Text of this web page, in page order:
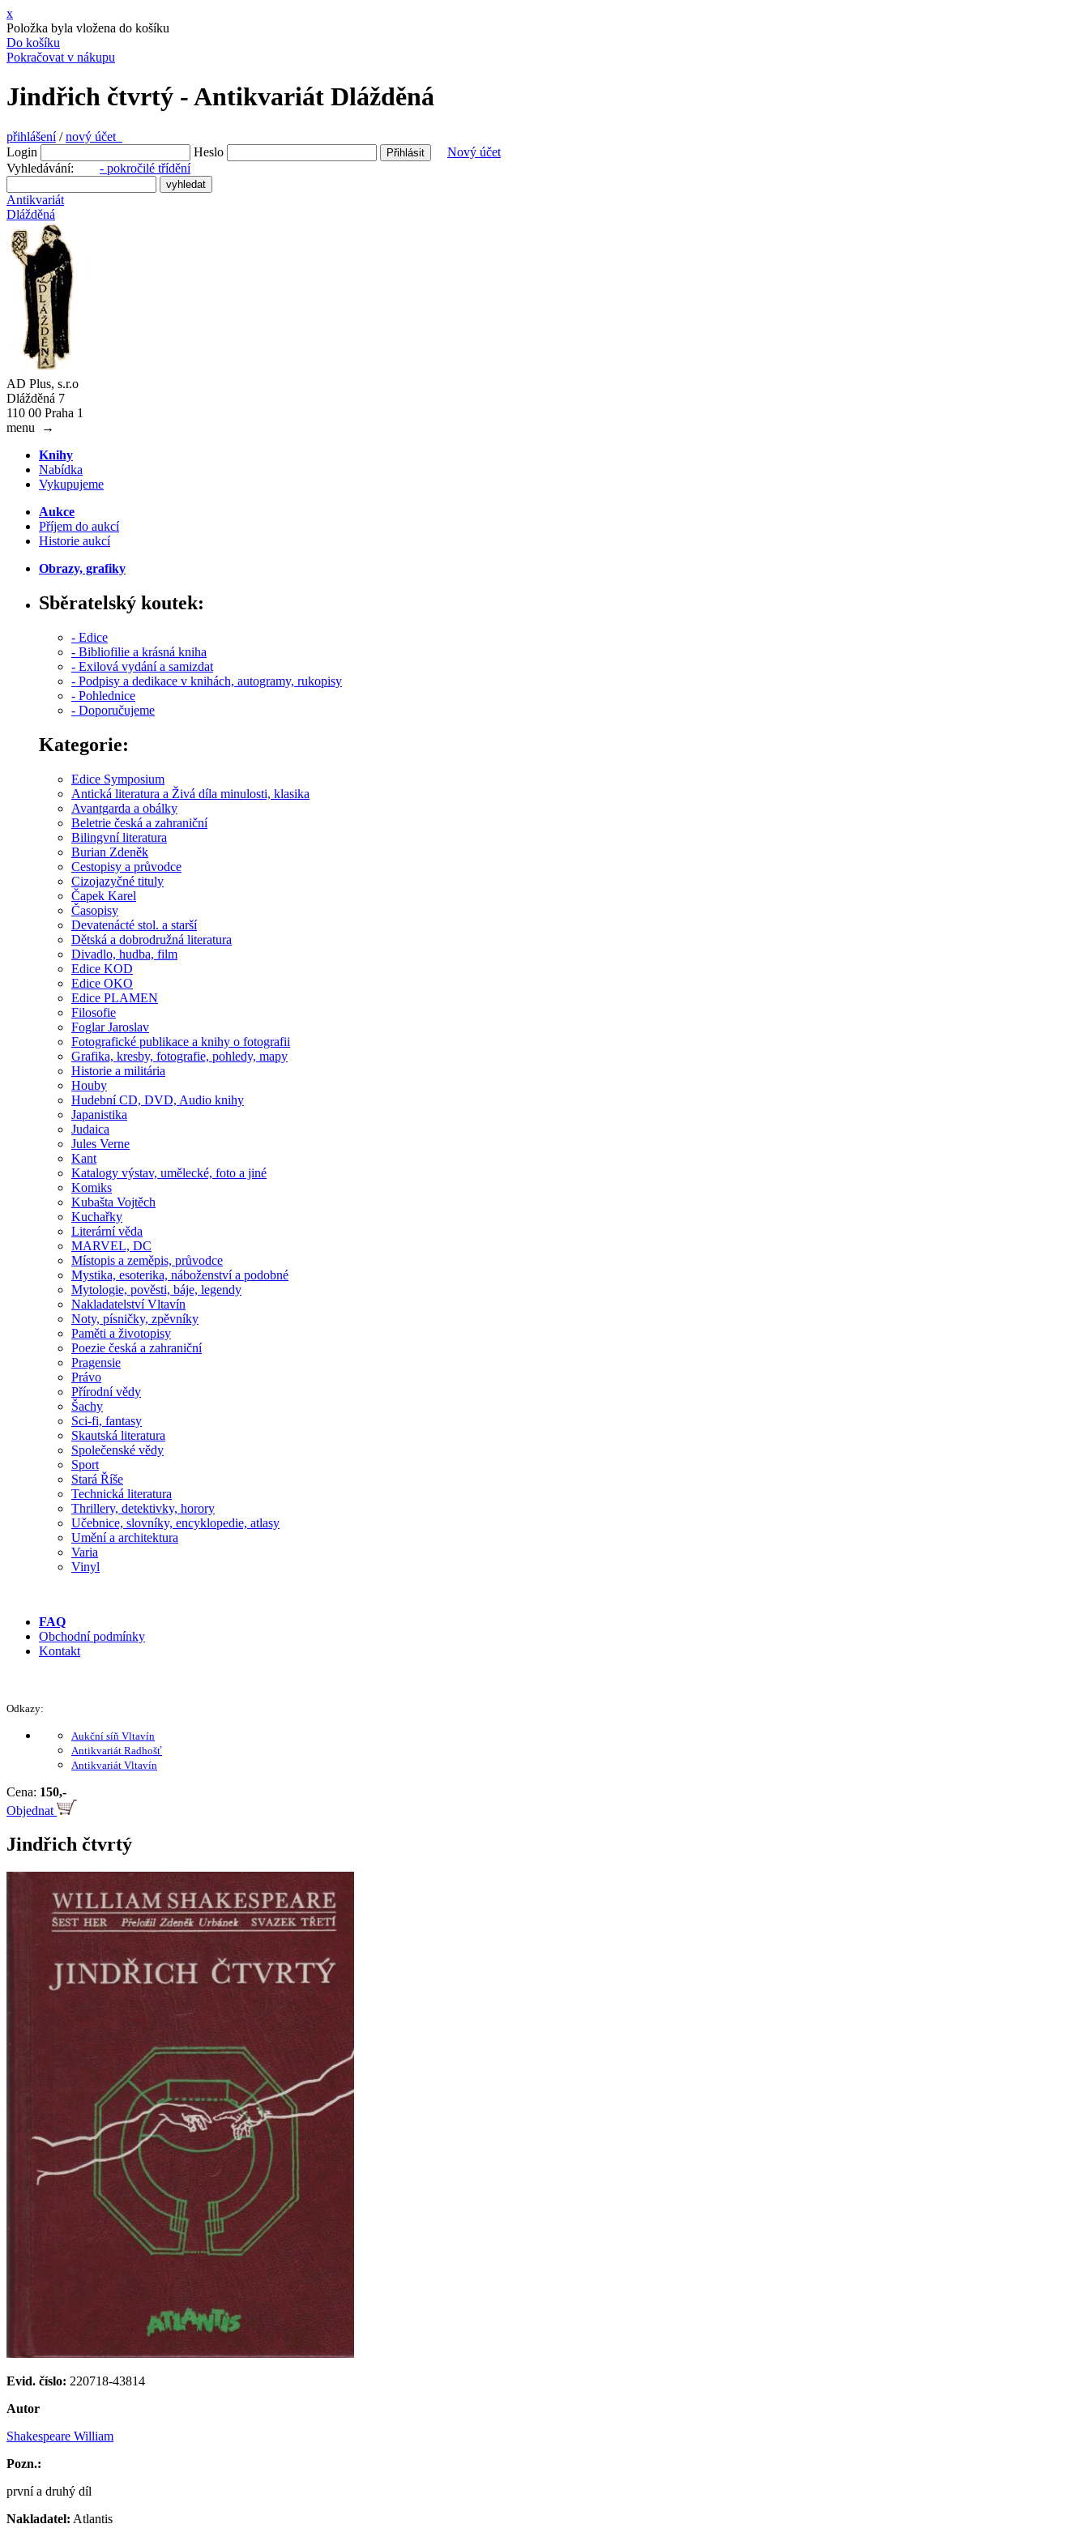
x
Položka byla vložena do košíku
Do košíku
Pokračovat v nákupu
Jindřich čtvrtý - Antikvariát Dlážděná
přihlášení/nový účet
Login
Heslo
Nový účet
Vyhledávání: - pokročilé třídění
Antikvariát
Dlážděná
AD Plus, s.r.o
Dlážděná 7
110 00 Praha 1
menu
→
Knihy
Nabídka
Vykupujeme
Aukce
Příjem do aukcí
Historie aukcí
Obrazy, grafiky
Sběratelský koutek:
- Edice
- Bibliofilie a krásná kniha
- Exilová vydání a samizdat
- Podpisy a dedikace v knihách, autogramy, rukopisy
- Pohlednice
- Doporučujeme
Kategorie:
Edice Symposium
Antická literatura a Živá díla minulosti, klasika
Avantgarda a obálky
Beletrie česká a zahraniční
Bilingvní literatura
Burian Zdeněk
Cestopisy a průvodce
Cizojazyčné tituly
Čapek Karel
Časopisy
Devatenácté stol. a starší
Dětská a dobrodružná literatura
Divadlo, hudba, film
Edice KOD
Edice OKO
Edice PLAMEN
Filosofie
Foglar Jaroslav
Fotografické publikace a knihy o fotografii
Grafika, kresby, fotografie, pohledy, mapy
Historie a militária
Houby
Hudební CD, DVD, Audio knihy
Japanistika
Judaica
Jules Verne
Kant
Katalogy výstav, umělecké, foto a jiné
Komiks
Kubašta Vojtěch
Kuchařky
Literární věda
MARVEL, DC
Místopis a zeměpis, průvodce
Mystika, esoterika, náboženství a podobné
Mytologie, pověsti, báje, legendy
Nakladatelství Vltavín
Noty, písničky, zpěvníky
Paměti a životopisy
Poezie česká a zahraniční
Pragensie
Právo
Přírodní vědy
Šachy
Sci-fi, fantasy
Skautská literatura
Společenské vědy
Sport
Stará Říše
Technická literatura
Thrillery, detektivky, horory
Učebnice, slovníky, encyklopedie, atlasy
Umění a architektura
Varia
Vinyl
FAQ
Obchodní podmínky
Kontakt
Odkazy:
Aukční síň Vltavín
Antikvariát Radhošť
Antikvariát Vltavín
Cena: 150,-
Objednat
Jindřich čtvrtý
Evid. číslo: 220718-43814
Autor
Shakespeare William
Pozn.:
první a druhý díl
Nakladatel: Atlantis